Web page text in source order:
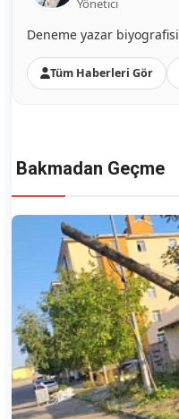
Yönetici
Deneme yazar biyografisi
Tüm Haberleri Gör
Bakmadan Geçme